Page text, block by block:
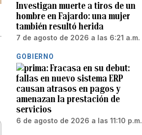
Investigan muerte a tiros de un
hombre en Fajardo: una mujer
también resultó herida
7 de agosto de 2026 a las 6:21 a.m.
GOBIERNO
Fracasa en su debut:
fallas en nuevo sistema ERP
causan atrasos en pagos y
amenazan la prestación de
servicios
6 de agosto de 2026 a las 11:10 p.m.